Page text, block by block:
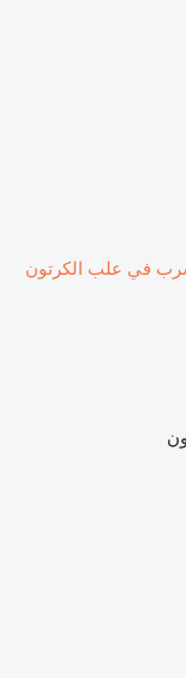
في علب الكرتون